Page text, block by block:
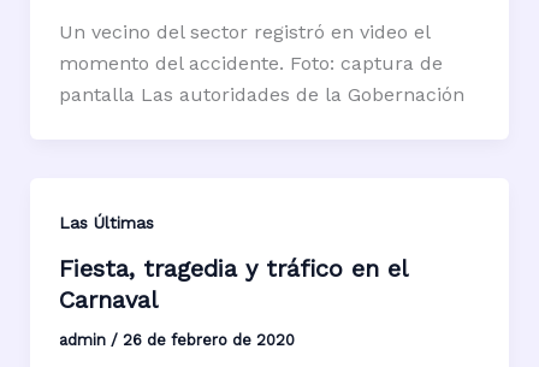
Un vecino del sector registró en video el
momento del accidente. Foto: captura de
pantalla Las autoridades de la Gobernación
Las Últimas
Fiesta, tragedia y tráfico en el
Carnaval
admin / 26 de febrero de 2020